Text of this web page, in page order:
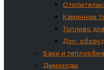
Каминные
Топливо
Доп.
Баки и
Дымоходы